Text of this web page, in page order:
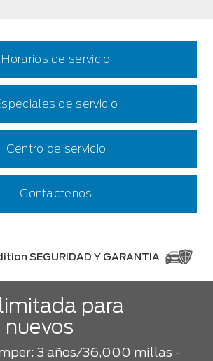
Horarios de servicio
de servicio
Centro de servicio
Contactenos
SEGURIDAD Y GARANTIA
para
3 años/36,000 millas -